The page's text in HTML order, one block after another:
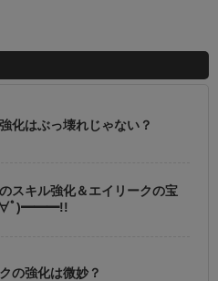
化はぶっ壊れじゃない？
スキル強化＆エイリークの宝
∀ﾟ)━━━!!
の強化は微妙？